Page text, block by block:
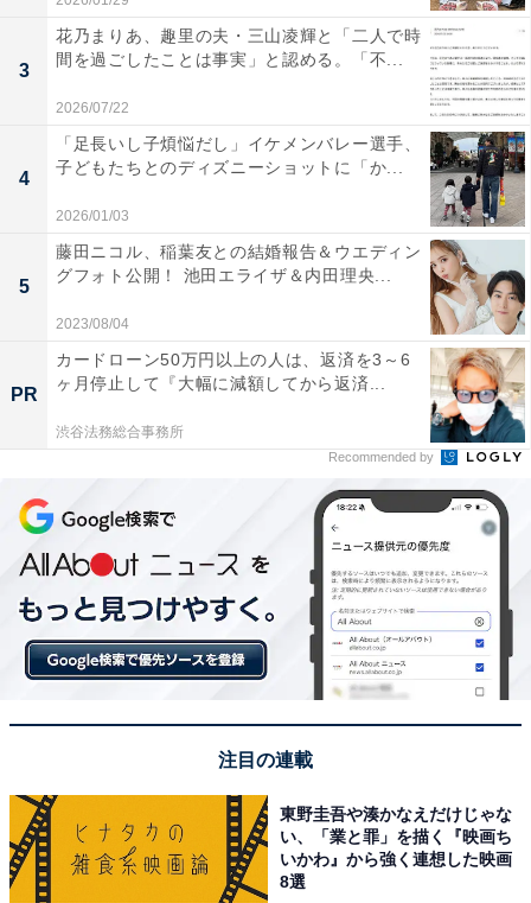
3
花乃まりあ、趣里の夫・三山凌輝と「二人で時
間を過ごしたことは事実」と認める。「不...
2026/07/22
4
「足長いし子煩悩だし」イケメンバレー選手、
子どもたちとのディズニーショットに「か...
2026/01/03
5
藤田ニコル、稲葉友との結婚報告＆ウエディン
グフォト公開！ 池田エライザ＆内田理央...
2023/08/04
PR
カードローン50万円以上の人は、返済を3～6
ヶ月停止して『大幅に減額してから返済...
渋谷法務総合事務所
Recommended by
注目の連載
東野圭吾や湊かなえだけじゃな
い、「業と罪」を描く『映画ち
いかわ』から強く連想した映画
8選